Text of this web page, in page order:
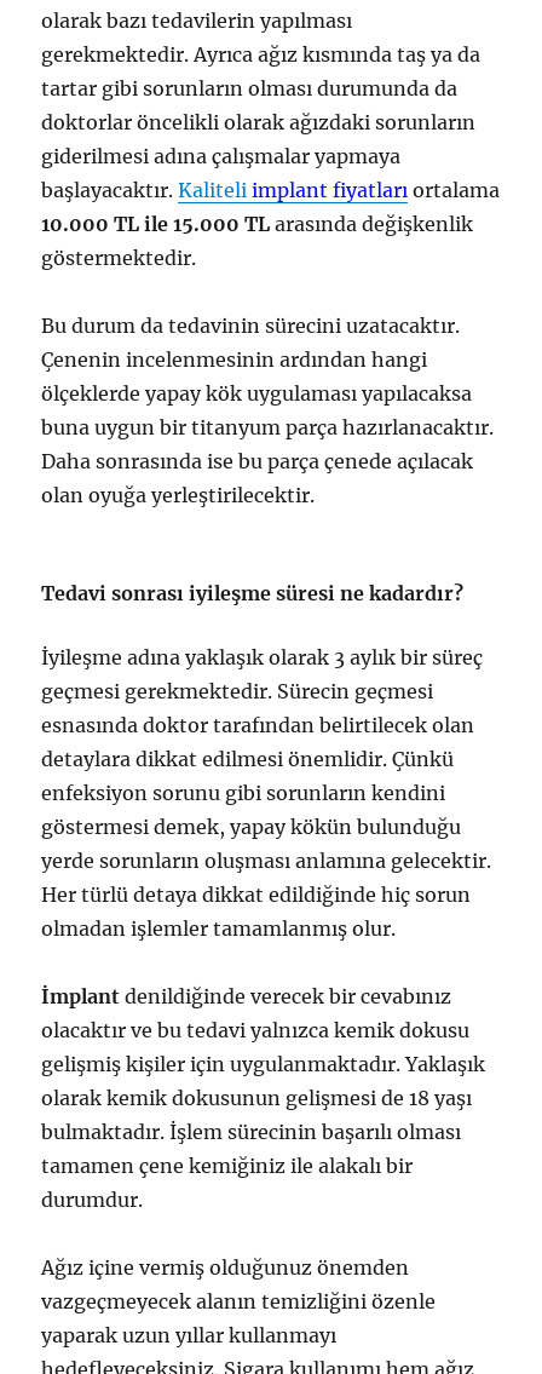
olarak bazı tedavilerin yapılması
gerekmektedir. Ayrıca ağız kısmında taş ya da
tartar gibi sorunların olması durumunda da
doktorlar öncelikli olarak ağızdaki sorunların
giderilmesi adına çalışmalar yapmaya
başlayacaktır.Kaliteliimplant fiyatları ortalama
10.000 TL ile 15.000 TL arasında değişkenlik
göstermektedir.
Bu durum da tedavinin sürecini uzatacaktır.
Çenenin incelenmesinin ardından hangi
ölçeklerde yapay kök uygulaması yapılacaksa
buna uygun bir titanyum parça hazırlanacaktır.
Daha sonrasında ise bu parça çenede açılacak
olan oyuğa yerleştirilecektir.
Tedavi sonrası iyileşme süresi ne kadardır?
İyileşme adına yaklaşık olarak 3 aylık bir süreç
geçmesi gerekmektedir. Sürecin geçmesi
esnasında doktor tarafından belirtilecek olan
detaylara dikkat edilmesi önemlidir. Çünkü
enfeksiyon sorunu gibi sorunların kendini
göstermesi demek, yapay kökün bulunduğu
yerde sorunların oluşması anlamına gelecektir.
Her türlü detaya dikkat edildiğinde hiç sorun
olmadan işlemler tamamlanmış olur.
İmplant denildiğinde verecek bir cevabınız
olacaktır ve bu tedavi yalnızca kemik dokusu
gelişmiş kişiler için uygulanmaktadır. Yaklaşık
olarak kemik dokusunun gelişmesi de 18 yaşı
bulmaktadır. İşlem sürecinin başarılı olması
tamamen çene kemiğiniz ile alakalı bir
durumdur.
Ağız içine vermiş olduğunuz önemden
vazgeçmeyecek alanın temizliğini özenle
yaparak uzun yıllar kullanmayı
hedefleyeceksiniz. Sigara kullanımı hem ağız